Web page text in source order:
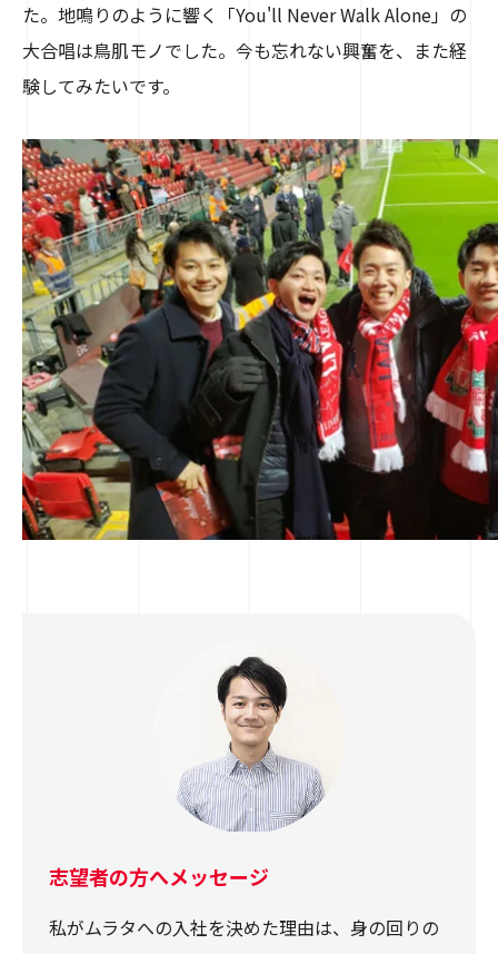
た。地鳴りのように響く「You'll Never Walk Alone」の
大合唱は鳥肌モノでした。今も忘れない興奮を、また経
験してみたいです。
志望者の方へメッセージ
私がムラタへの入社を決めた理由は、身の回りの